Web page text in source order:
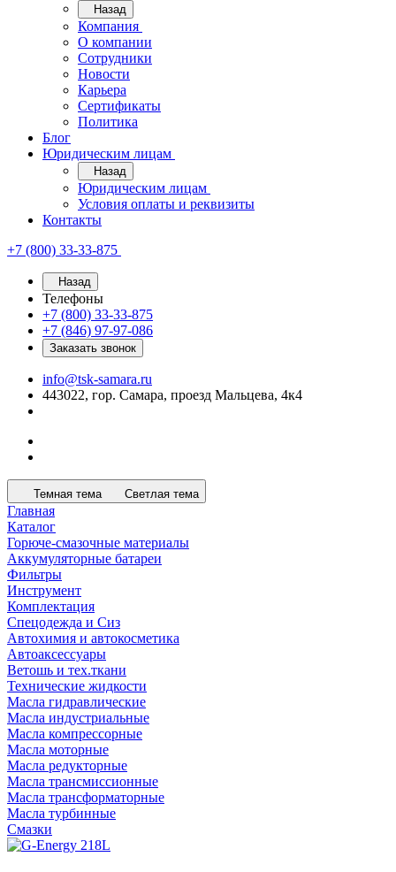
Назад
Компания
О компании
Сотрудники
Новости
Карьера
Сертификаты
Политика
Блог
Юридическим лицам
Назад
Юридическим лицам
Условия оплаты и реквизиты
Контакты
+7 (800) 33-33-875
Назад
Телефоны
+7 (800) 33-33-875
+7 (846) 97-97-086
Заказать звонок
info@tsk-samara.ru
443022, гор. Самара, проезд Мальцева, 4к4
Темная тема Светлая тема
Главная
Каталог
Горюче-смазочные материалы
Аккумуляторные батареи
Фильтры
Инструмент
Комплектация
Спецодежда и Сиз
Автохимия и автокосметика
Автоаксессуары
Ветошь и тех.ткани
Технические жидкости
Масла гидравлические
Масла индустриальные
Масла компрессорные
Масла моторные
Масла редукторные
Масла трансмиссионные
Масла трансформаторные
Масла турбинные
Смазки